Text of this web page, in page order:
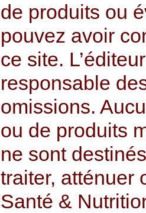
de produits ou
pouvez avoir
ce site.
responsable
omissions.
ou de produits
ne sont
traiter, atténuer
Santé &